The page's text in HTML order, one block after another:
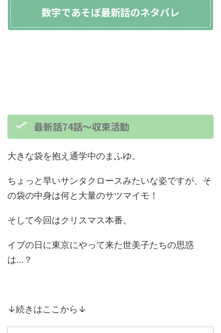
数字であそぼ最新話のネタバレ
最新話74話～収束活動
大きな袋を抱え通学中のまふゆ。
ちょっと早いサンタクロースみたいな姿ですが、そ
の袋の中身は何と大量のサツマイモ！
そして今回はクリスマス本番。
イブの日に東京にやって来た世美子たちの思惑
は…？
↓続きはここから↓